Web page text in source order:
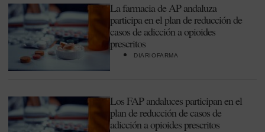
La farmacia de AP andaluza
participa en el plan de reducción de
casos de adicción a opioides
prescritos
DIARIOFARMA
Los FAP andaluces participan en el
plan de reducción de casos de
adicción a opioides prescritos